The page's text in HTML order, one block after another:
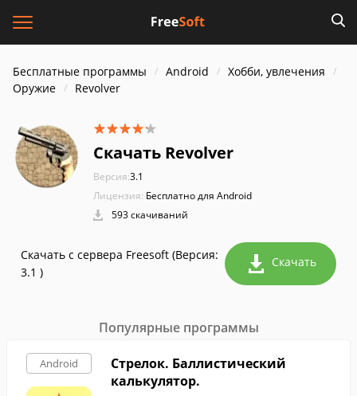
Бесплатные программы Android
Хобби, увлечения
Оружие
Revolver
Скачать Revolver
Версия:3.1
Лицензия: Бесплатно для Android
593 скачиваний
Скачать с сервера Freesoft (Версия:
3.1 )
Скачать
Популярные программы
Android
Стрелок. Баллистический
калькулятор.